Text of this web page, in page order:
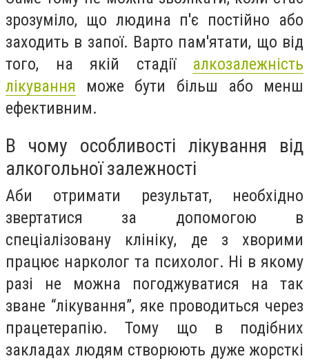
зрозуміло, що людина п'є постійно або
заходить в запої. Варто пам'ятати, що від
того, на якій стадії алкозалежність
лікування може бути більш або менш
ефективним.
В чому особливості лікування від
алкогольної залежності
Аби отримати результат, необхідно
звертатися за допомогою в
спеціалізовану клініку, де з хворими
працює нарколог та психолог. Ні в якому
разі не можна погоджуватися на так
зване “лікування”, яке проводиться через
працетерапію. Тому що в подібних
закладах людям створюють дуже жорсткі